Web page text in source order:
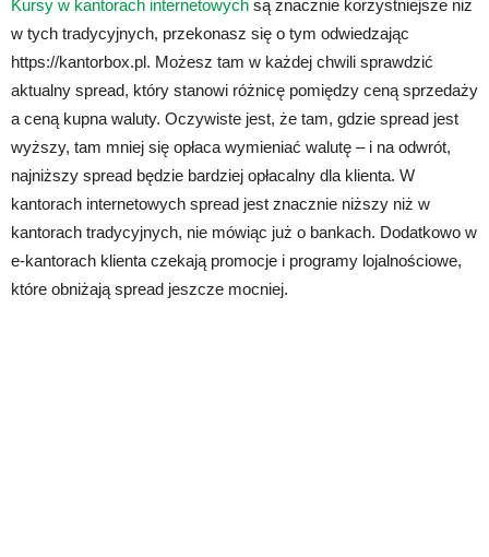
Kursy w kantorach internetowych są znacznie korzystniejsze niż
w tych tradycyjnych, przekonasz się o tym odwiedzając
https://kantorbox.pl. Możesz tam w każdej chwili sprawdzić
aktualny spread, który stanowi różnicę pomiędzy ceną sprzedaży
a ceną kupna waluty. Oczywiste jest, że tam, gdzie spread jest
wyższy, tam mniej się opłaca wymieniać walutę – i na odwrót,
najniższy spread będzie bardziej opłacalny dla klienta. W
kantorach internetowych spread jest znacznie niższy niż w
kantorach tradycyjnych, nie mówiąc już o bankach. Dodatkowo w
e-kantorach klienta czekają promocje i programy lojalnościowe,
które obniżają spread jeszcze mocniej.